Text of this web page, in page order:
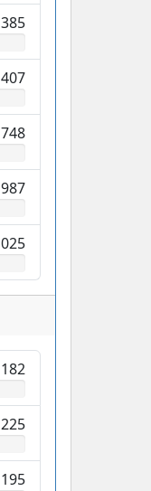
385
407
748
987
182
225
195